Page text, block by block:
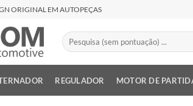
ORIGINAL EM AUTOPEÇAS
Pesquisar
por:
REGULADOR MOTOR DE